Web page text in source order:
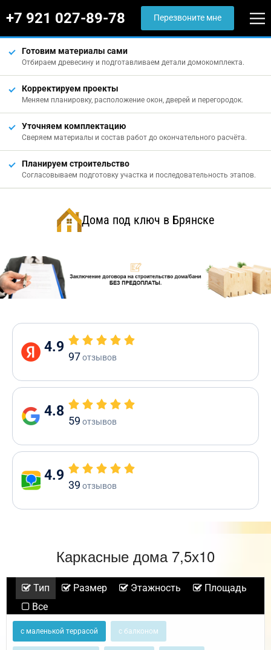
+7 921 027-89-78 Перезвоните мне
Готовим материалы сами
Отбираем древесину и подготавливаем детали домокомплекта.
Корректируем проекты
Меняем планировку, расположение окон, дверей и перегородок.
Уточняем комплектацию
Сверяем материалы и состав работ до окончательного расчёта.
Планируем строительство
Согласовываем подготовку участка и последовательность этапов.
Дома под ключ в Брянске
4.9
97отзывов
4.8
59 отзывов
4.9
39 отзывов
Каркасные дома 7,5х10
Тип Размер Этажность
Площадь
Все
с маленькой террасой с балконом